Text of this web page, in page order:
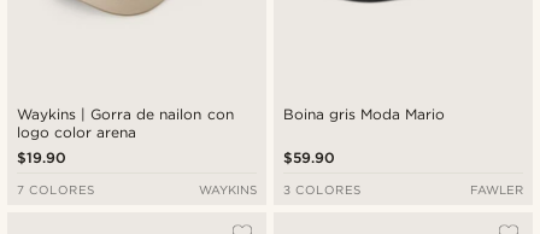
Waykins | Gorra de nailon con
logo color arena
$19.90
7 COLORES WAYKINS
Boina gris Moda Mario
$59.90
3 COLORES FAWLER